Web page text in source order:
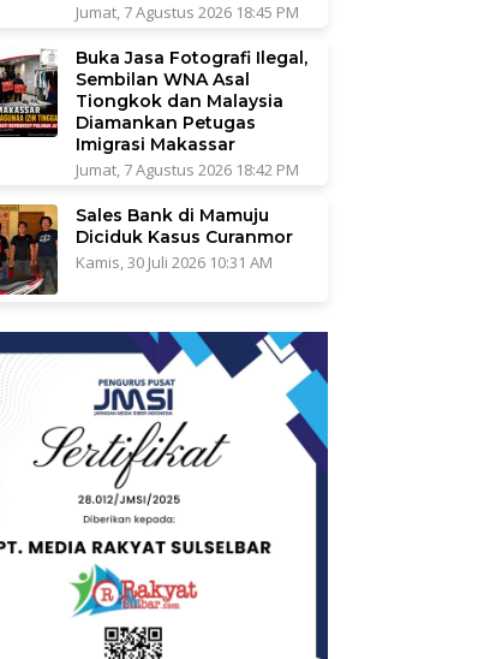
Jumat, 7 Agustus 2026 18:45 PM
Buka Jasa Fotografi Ilegal,
Sembilan WNA Asal
Tiongkok dan Malaysia
Diamankan Petugas
Imigrasi Makassar
Jumat, 7 Agustus 2026 18:42 PM
Sales Bank di Mamuju
Diciduk Kasus Curanmor
Kamis, 30 Juli 2026 10:31 AM